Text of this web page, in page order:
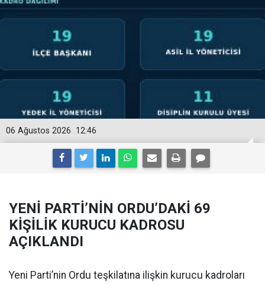
12:46
06 Ağustos 2026
YENİ PARTİ’NİN ORDU’DAKİ 69
KİŞİLİK KURUCU KADROSU
AÇIKLANDI
Yeni Parti’nin Ordu teşkilatına ilişkin kurucu kadroları